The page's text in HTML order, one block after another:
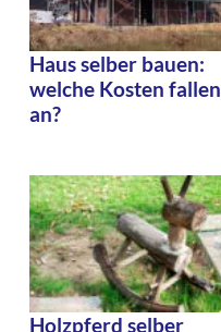
Haus selber bauen:
welche Kosten fallen
an?
Holzpferd selber